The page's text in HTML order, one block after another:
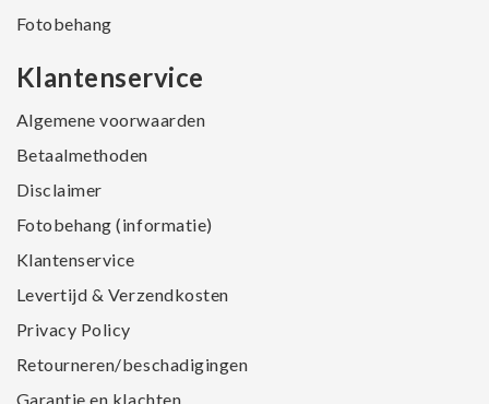
Fotobehang
Klantenservice
Algemene voorwaarden
Betaalmethoden
Disclaimer
Fotobehang (informatie)
Klantenservice
Levertijd & Verzendkosten
Privacy Policy
Retourneren/beschadigingen
Garantie en klachten